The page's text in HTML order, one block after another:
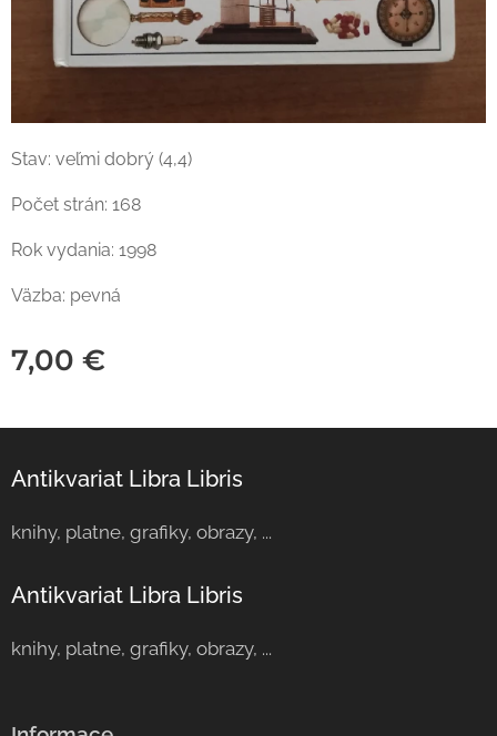
Stav: veľmi dobrý (4,4)
Počet strán: 168
Rok vydania: 1998
Väzba: pevná
7,00 €
Antikvariat Libra Libris
knihy, platne, grafiky, obrazy, ...
Antikvariat Libra Libris
knihy, platne, grafiky, obrazy, ...